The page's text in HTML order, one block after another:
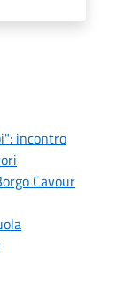
incontro
Cavour